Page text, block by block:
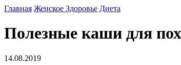
Главная Женское Здоровье Диета
Полезные каши для
14.08.2019